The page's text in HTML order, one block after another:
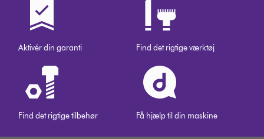
Aktivér din garanti Find det rigtige værktøj
Find det rigtige tilbehør Få hjælp til din maskine